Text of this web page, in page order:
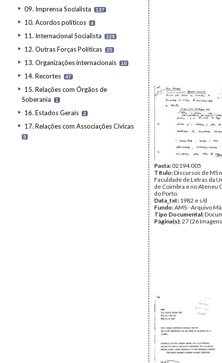
09. Imprensa Socialista 137
10. Acordos políticos 4
11. Internacional Socialista 229
12. Outras Forças Políticas 25
13. Organizações internacionais 10
14. Recortes 47
15. Relações com Órgãos de
Soberania
1
16. Estados Gerais 2
17. Relações com Associações Cívicas
5
Pasta:02194.005
Título:Discursos de MS
Faculdade de Letras da
de Coimbra e no Ateneu
do Porto.
Data_txt: 1982 e s/d
Fundo:AMS - Arquivo
Tipo Documental:
Página(s):27 (26